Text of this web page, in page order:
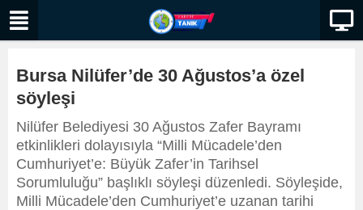
Bursa Nilüfer’de 30 Ağustos’a özel
söyleşi
Nilüfer Belediyesi 30 Ağustos Zafer Bayramı
etkinlikleri dolayısıyla “Milli Mücadele’den
Cumhuriyet’e: Büyük Zafer’in Tarihsel
Sorumluluğu” başlıklı söyleşi düzenledi. Söyleşide,
Milli Mücadele’den Cumhuriyet’e uzanan tarihi